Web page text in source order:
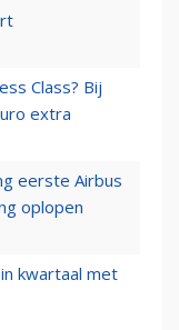
Class? Bij
extra
eerste Airbus
oplopen
kwartaal met